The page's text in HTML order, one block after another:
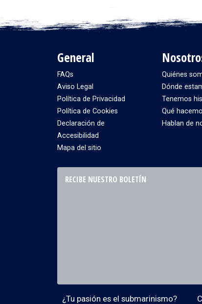
General
FAQs
Aviso Legal
Política de Privacidad
Política de Cookies
Declaración de
Accesibilidad
Mapa del sitio
Quiénes
Dónde
Tenemos
Qué
Hablan de
RECIBE NUESTRO BOLETÍN
¿Tu pasión es el submarinismo?